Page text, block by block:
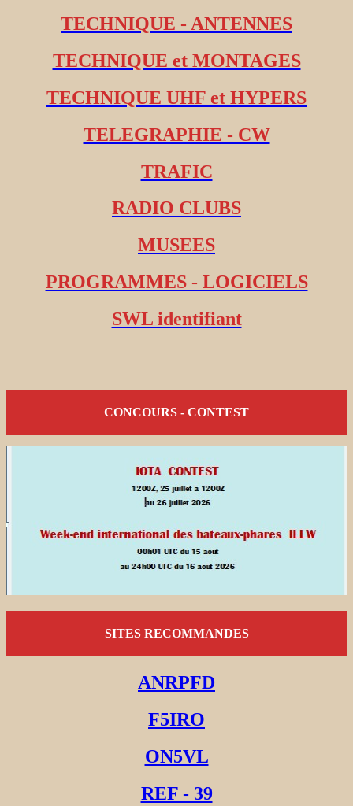
TECHNIQUE - ANTENNES
TECHNIQUE et MONTAGES
TECHNIQUE UHF et HYPERS
TELEGRAPHIE - CW
TRAFIC
RADIO CLUBS
MUSEES
PROGRAMMES - LOGICIELS
SWL identifiant
CONCOURS - CONTEST
SITES RECOMMANDES
ANRPFD
F5IRO
ON5VL
REF - 39